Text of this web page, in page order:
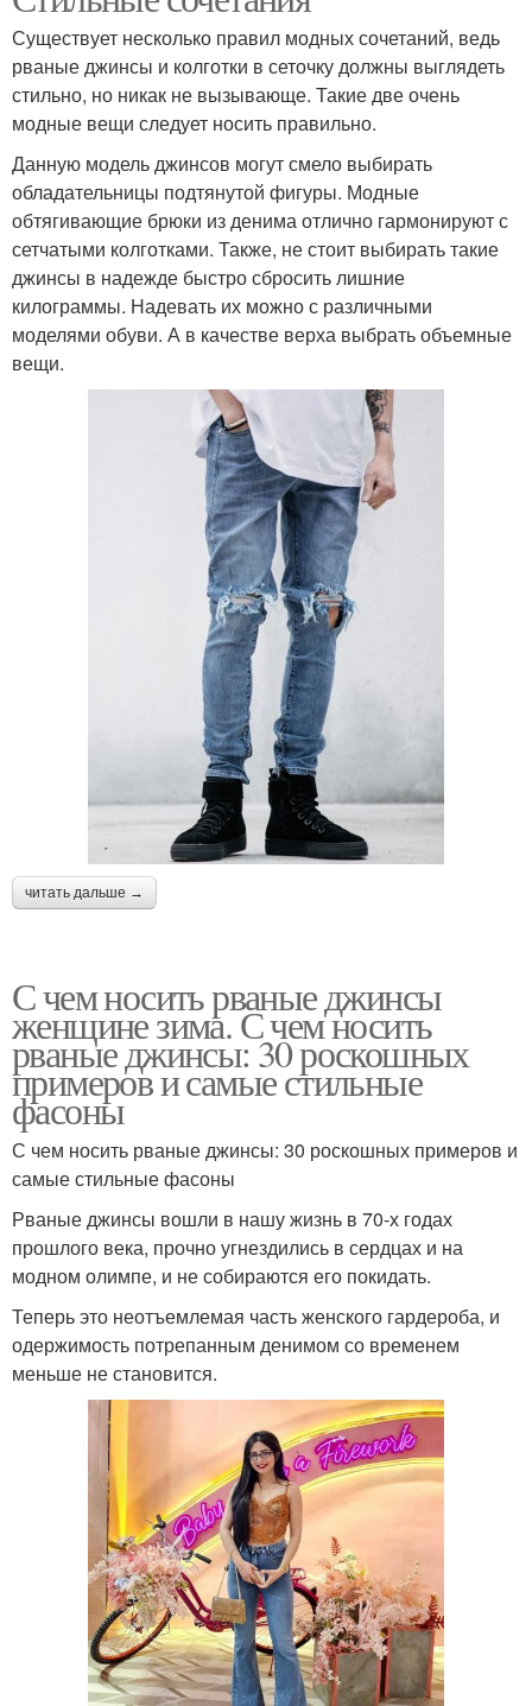
Существует несколько правил модных сочетаний, ведь
рваные джинсы и колготки в сеточку должны выглядеть
стильно, но никак не вызывающе. Такие две очень
модные вещи следует носить правильно.
Данную модель джинсов могут смело выбирать
обладательницы подтянутой фигуры. Модные
обтягивающие брюки из денима отлично гармонируют с
сетчатыми колготками. Также, не стоит выбирать такие
джинсы в надежде быстро сбросить лишние
килограммы. Надевать их можно с различными
моделями обуви. А в качестве верха выбрать объемные
вещи.
читать дальше →
С чем носить рваные джинсы
женщине зима. С чем носить
рваные джинсы: 30 роскошных
примеров и самые стильные
фасоны
С чем носить рваные джинсы: 30 роскошных примеров и
самые стильные фасоны
Рваные джинсы вошли в нашу жизнь в 70-х годах
прошлого века, прочно угнездились в сердцах и на
модном олимпе, и не собираются его покидать.
Теперь это неотъемлемая часть женского гардероба, и
одержимость потрепанным денимом со временем
меньше не становится.